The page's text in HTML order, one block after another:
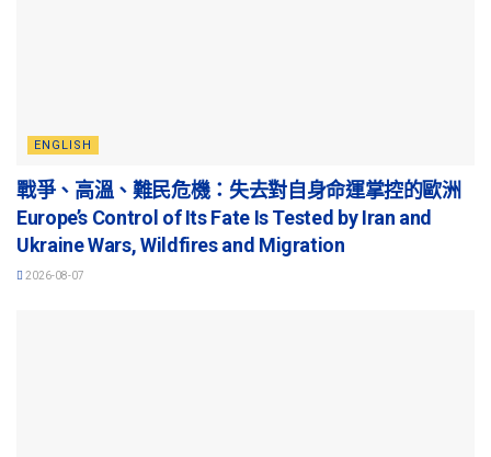
ENGLISH
戰爭、高溫、難民危機：失去對自身命運掌控的歐洲
Europe’s Control of Its Fate Is Tested by Iran and
Ukraine Wars, Wildfires and Migration
2026-08-07